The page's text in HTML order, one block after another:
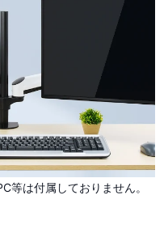
等は付属しておりません。